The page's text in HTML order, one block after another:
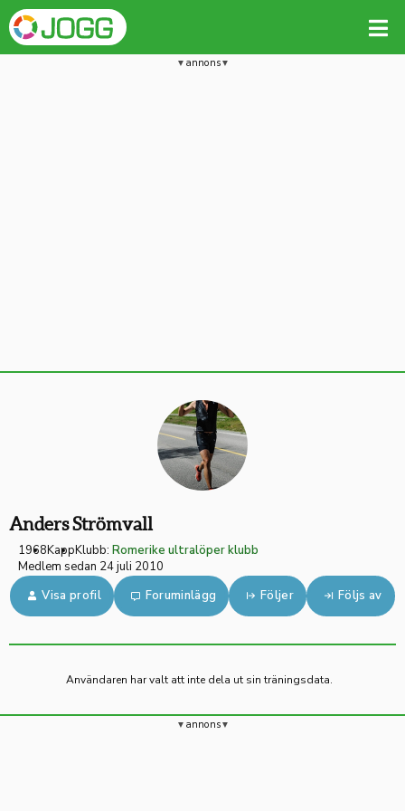
annons
Anders Strömvall
1968KappKlubb: Romerike ultralöper klubb
Medlem sedan 24 juli 2010
Visa profil
Foruminlägg Följer Följs av
Användaren har valt att inte dela ut sin träningsdata.
annons